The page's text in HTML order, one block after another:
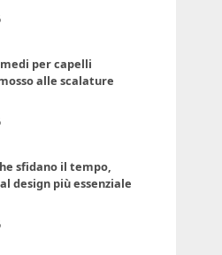
per capelli
alle scalature
sfidano il tempo,
design più essenziale